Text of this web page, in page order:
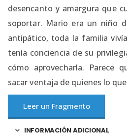
desencanto y amargura que
soportar. Mario era un niño
antipático, toda la familia
tenía conciencia de su
cómo aprovecharla. Parece
sacar ventaja de quienes lo
Leer un Fragmento
INFORMACIÓN ADICIONAL